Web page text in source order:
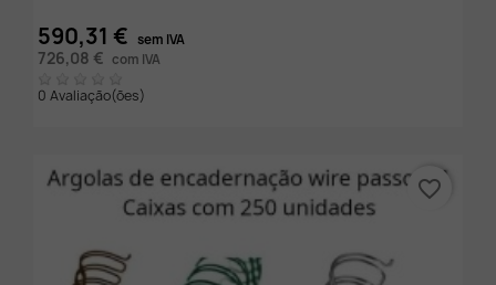
590,31 € sem IVA
726,08 € com IVA
0 Avaliação(ões)
favorite_border